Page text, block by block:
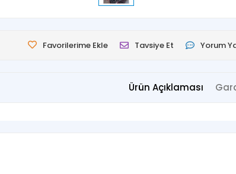
Favorilerime Ekle Tavsiye Et Yorum
Ürün Açıklaması